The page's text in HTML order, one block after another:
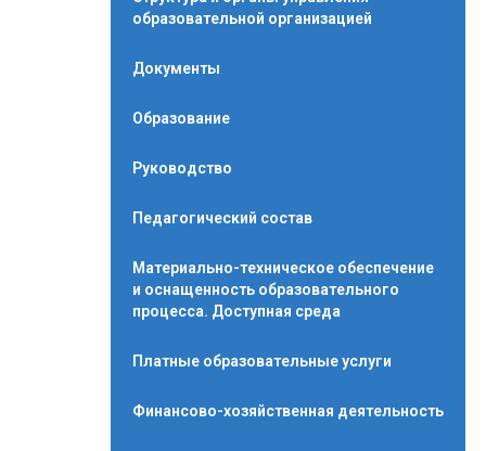
образовательной организацией
Документы
Образование
Руководство
Педагогический состав
Материально-техническое обеспечение
и оснащенность образовательного
процесса. Доступная среда
Платные образовательные услуги
Финансово-хозяйственная деятельность